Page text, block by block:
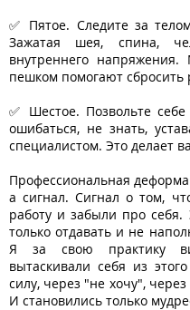
✅ Пятое. Следите за
Зажатая шея, спина,
внутреннего напряжения.
пешком помогают
✅ Шестое. Позвольте
ошибаться, не знать,
специалистом. Это делает
Профессиональная
а сигнал. Сигнал о том,
работу и забыли про
только отдавать и не
Я за свою практику
вытаскивали себя из
силу, через "не хочу",
И становились только